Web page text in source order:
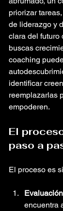
priorizar
de liderazgo y
clara del futuro
buscas
coaching
identificar
reemplazarlas
empoderen.
El
paso a
El proceso es
Evaluación
encuentra